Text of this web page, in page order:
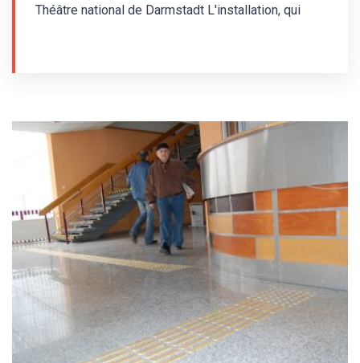
Théâtre national de Darmstadt L'installation, qui
ont été utilisés. Les indicateurs au sol sont
agencés dans le respect de la norme allemande
DIN 32984 - Composants au sol des espaces
publics. Les nez de marches ont été surlignés avec
des clous d'avertissement MS/K1/25/1,5. Le
système de guidage tactile a remporté le Prix du
design universel du Land fédératif de Hesse.